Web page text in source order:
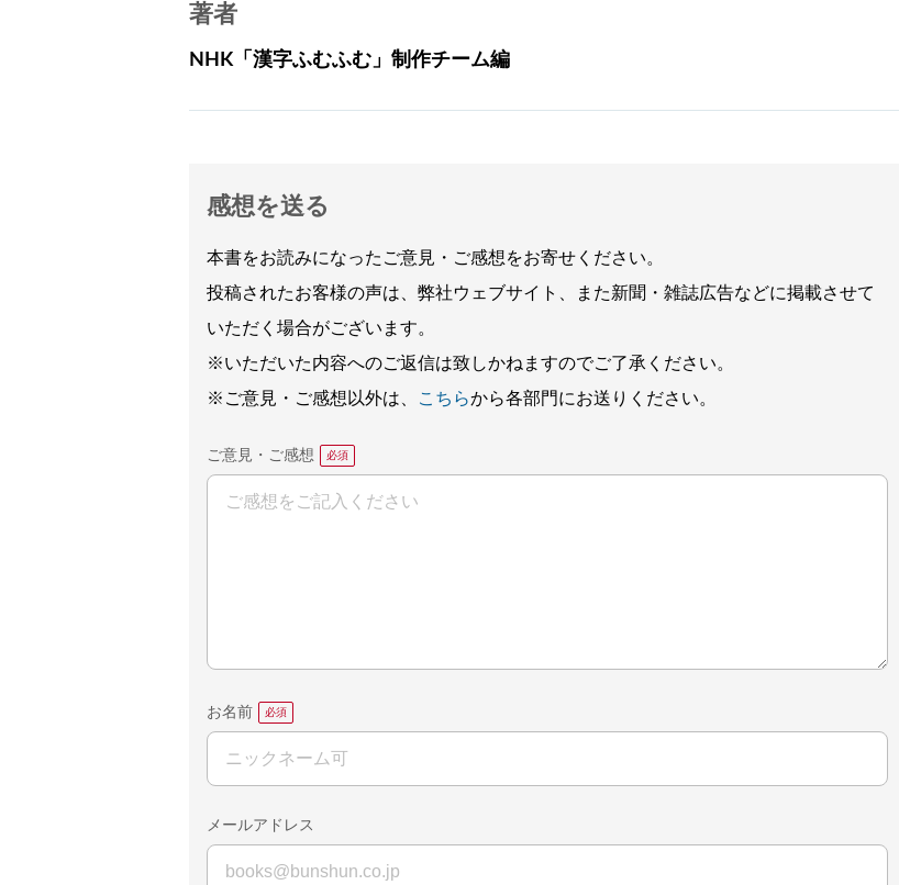
著者
NHK「漢字ふむふむ」制作チーム編
感想を送る
本書をお読みになったご意見・ご感想をお寄せください。
投稿されたお客様の声は、弊社ウェブサイト、また新聞・雑誌広告などに掲載させて
いただく場合がございます。
※いただいた内容へのご返信は致しかねますのでご了承ください。
※ご意見・ご感想以外は、
こちらから各部門にお送りください。
ご意見・ご感想
お名前
メールアドレス